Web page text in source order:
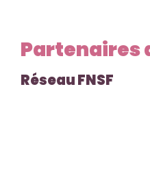
Partenaires
Réseau FNSF